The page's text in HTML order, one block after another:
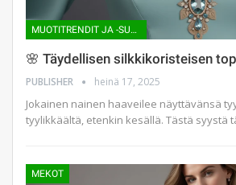
MUOTITRENDIT JA -SUUNTAUKSET
🌸 Täydellisen silkkikoristeisen
PUBLISHER heinä 17, 2025
Jokainen nainen haaveilee näyttävänsä
tyylikkäältä, etenkin kesällä. Tästä syystä
MEKOT